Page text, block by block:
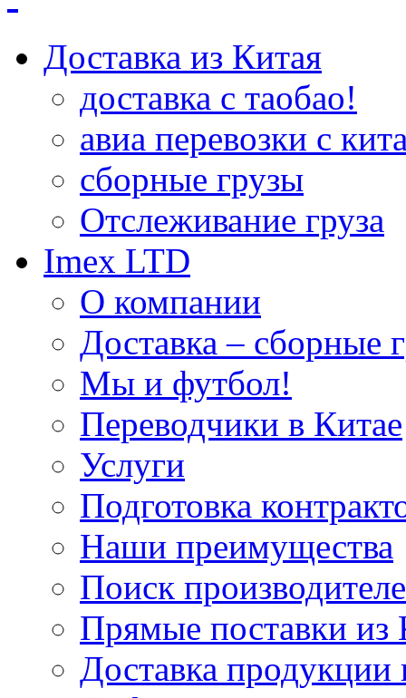
Доставка из Китая
доставка с таобао!
авиа перевозки с
сборные грузы
Отслеживание груза
Imex LTD
О компании
Доставка – сборные
Мы и футбол!
Переводчики в Китае
Услуги
Подготовка
Наши преимущества
Поиск
Прямые поставки из
Доставка продукции